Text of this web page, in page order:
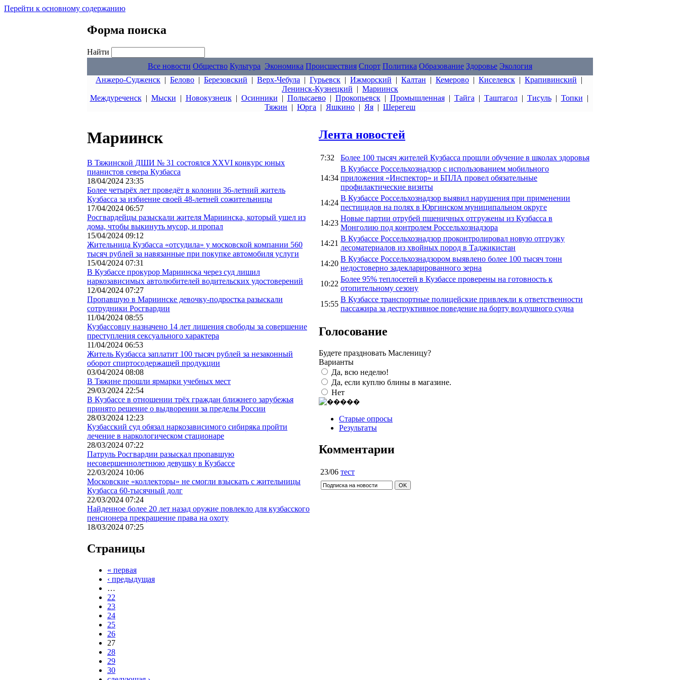
Перейти к основному содержанию
Форма поиска
Найти
Все новости Общество Культура Экономика Происшествия Спорт Политика Образование Здоровье Экология
Анжеро-Судженск | Белово | Березовский | Верх-Чебула | Гурьевск | Ижморский | Калтан | Кемерово | Киселевск | Крапивинский |
Ленинск-Кузнецкий | Мариинск
Междуреченск| Мыски | Новокузнецк| Осинники | Полысаево| Прокопьевск| Промышленная| Тайга | Таштагол| Тисуль| Топки |
Тяжин | Юрга | Яшкино | Яя | Шерегеш
Мариинск
В Тяжинской ДШИ № 31 состоялся XXVI конкурс юных
пианистов севера Кузбасса
18/04/2024 23:35
Более четырёх лет проведёт в колонии 36-летний житель
Кузбасса за избиение своей 48-летней сожительницы
17/04/2024 06:57
Росгвардейцы разыскали жителя Мариинска, который ушел из
дома, чтобы выкинуть мусор, и пропал
15/04/2024 09:12
Жительница Кузбасса «отсудила» у московской компании 560
тысяч рублей за навязанные при покупке автомобиля услуги
15/04/2024 07:31
В Кузбассе прокурор Мариинска через суд лишил
наркозависимых автолюбителей водительских удостоверений
12/04/2024 07:27
Пропавшую в Мариинске девочку-подростка разыскали
сотрудники Росгвардии
11/04/2024 08:55
Кузбассовцу назначено 14 лет лишения свободы за совершение
преступления сексуального характера
11/04/2024 06:53
Житель Кузбасса заплатит 100 тысяч рублей за незаконный
оборот спиртосодержащей продукции
03/04/2024 08:08
В Тяжине прошли ярмарки учебных мест
29/03/2024 22:54
В Кузбассе в отношении трёх граждан ближнего зарубежья
принято решение о выдворении за пределы России
28/03/2024 12:23
Кузбасский суд обязал наркозависимого сибиряка пройти
лечение в наркологическом стационаре
28/03/2024 07:22
Патруль Росгвардии разыскал пропавшую
несовершеннолетнюю девушку в Кузбассе
22/03/2024 10:06
Московские «коллекторы» не смогли взыскать с жительницы
Кузбасса 60-тысячный долг
22/03/2024 07:24
Найденное более 20 лет назад оружие повлекло для кузбасского
пенсионера прекращение права на охоту
18/03/2024 07:25
Страницы
« первая
‹ предыдущая
…
22
23
24
25
26
27
28
29
30
Лента новостей
7:32 Более 100 тысяч жителей Кузбасса прошли обучение в школах здоровья
14:34
В Кузбассе Россельхознадзор с использованием мобильного
приложения «Инспектор» и БПЛА провел обязательные
профилактические визиты
14:24
В Кузбассе Россельхознадзор выявил нарушения при применении
пестицидов на полях в Юргинском муниципальном округе
14:23
Новые партии отрубей пшеничных отгружены из Кузбасса в
Монголию под контролем Россельхознадзора
14:21
В Кузбассе Россельхознадзор проконтролировал новую отгрузку
лесоматериалов из хвойных пород в Таджикистан
14:20
В Кузбассе Россельхознадзором выявлено более 100 тысяч тонн
недостоверно задекларированного зерна
10:22
Более 95% теплосетей в Кузбассе проверены на готовность к
отопительному сезону
15:55
В Кузбассе транспортные полицейские привлекли к ответственности
пассажира за деструктивное поведение на борту воздушного судна
Голосование
Будете праздновать Масленицу?
Варианты
Да, всю неделю!
Да, если куплю блины в магазине.
Нет
Старые опросы
Результаты
Комментарии
23/06 тест